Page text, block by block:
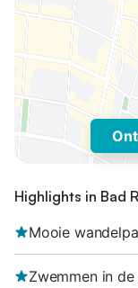
Highlights in Bad
Mooie
Zwemmen in